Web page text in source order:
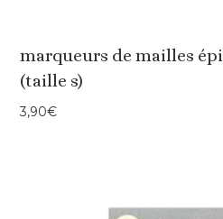
marqueurs de mailles
(taille s)
3,90€